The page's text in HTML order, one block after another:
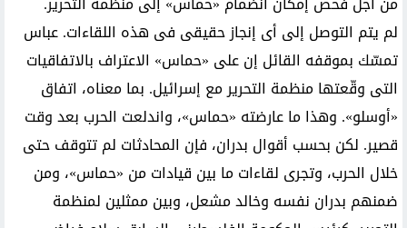
لم يتم التوصل إلى أى إنجاز حقيقى فى هذه اللقاءات. عباس
تمسّك بموقفه القائل إن على «حماس» الاعتراف بالاتفاقيات
التى وقّعتها منظمة التحرير مع إسرائيل. بما معناه، اتفاق
«أوسلو». وهذا ما عارضته «حماس»، واندلعت الحرب بعد وقت
قصير. لكن بحسب أقوال بدران، فإن المحادثات لم تتوقف حتى
خلال الحرب، وتجرى لقاءات ما بين قيادات من «حماس»، ومن
ضمنهم بدران نفسه وخالد مشعل، وبين ممثلين لمنظمة